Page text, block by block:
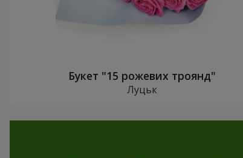
Букет "15 рожевих троянд"
Луцьк